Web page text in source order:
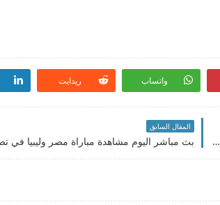
واتساب ريدايت
بث مباشر اليوم مشاهدة مباراة إسبانيا وفرنسا في نهائي دوري الأمم الأوروبية
المقال السابق